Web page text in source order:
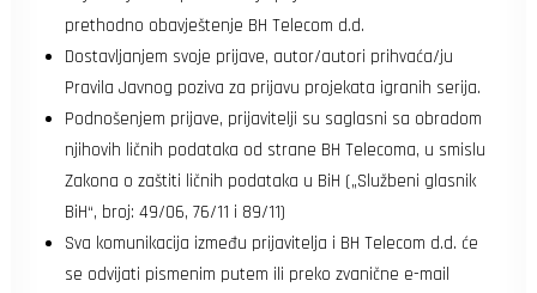
prethodno obavještenje BH Telecom d.d.
Dostavljanjem svoje prijave, autor/autori prihvaća/ju
Pravila Javnog poziva za prijavu projekata igranih serija.
Podnošenjem prijave, prijavitelji su saglasni sa obradom
njihovih ličnih podataka od strane BH Telecoma, u smislu
Zakona o zaštiti ličnih podataka u BiH („Službeni glasnik
BiH“, broj: 49/06, 76/11 i 89/11)
Sva komunikacija između prijavitelja i BH Telecom d.d. će
se odvijati pismenim putem ili preko zvanične e-mail